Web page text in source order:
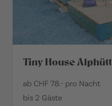
Tiny House
ab CHF 78.- pro Nacht
bis 2 Gäste